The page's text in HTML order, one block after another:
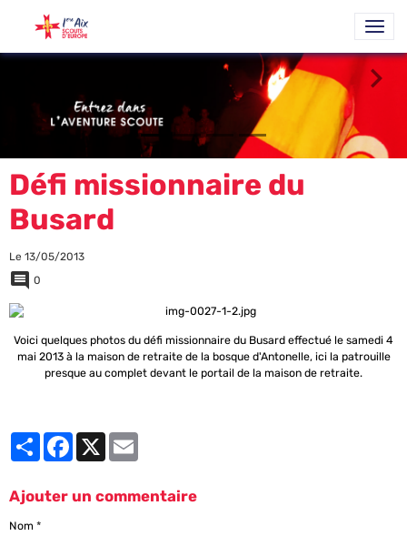
Défi missionnaire du
Busard
Le 13/05/2013
0
Voici quelques photos du défi missionnaire du Busard effectué le samedi 4
mai 2013 à la maison de retraite de la bosque d'Antonelle, ici la patrouille
presque au complet devant le portail de la maison de retraite.
PartagerFacebook
X
Ajouter un commentaire
Nom